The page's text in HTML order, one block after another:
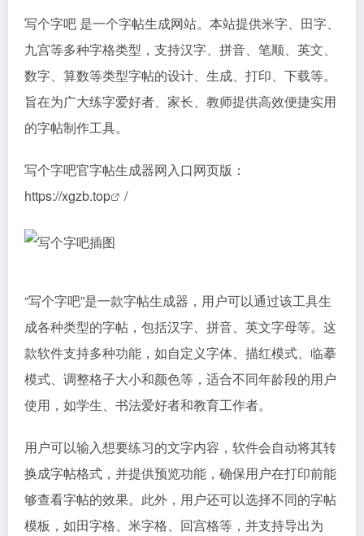
写个字吧 是一个字帖生成网站。本站提供米字、田字、
九宫等多种字格类型，支持汉字、拼音、笔顺、英文、
数字、算数等类型字帖的设计、生成、打印、下载等。
旨在为广大练字爱好者、家长、教师提供高效便捷实用
的字帖制作工具。
写个字吧官字帖生成器网入口网页版：
https://xgzb.top
/
“写个字吧”是一款字帖生成器，用户可以通过该工具生
成各种类型的字帖，包括汉字、拼音、英文字母等。这
款软件支持多种功能，如自定义字体、描红模式、临摹
模式、调整格子大小和颜色等，适合不同年龄段的用户
使用，如学生、书法爱好者和教育工作者。
用户可以输入想要练习的文字内容，软件会自动将其转
换成字帖格式，并提供预览功能，确保用户在打印前能
够查看字帖的效果。此外，用户还可以选择不同的字帖
模板，如田字格、米字格、回宫格等，并支持导出为